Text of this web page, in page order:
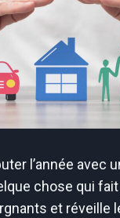
l’année avec
chose qui
et réveille